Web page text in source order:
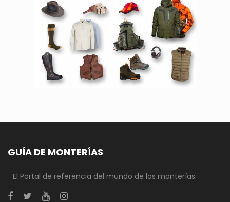
GUÍA DE MONTERÍAS
El Portal de referencia del mundo de las monterías.